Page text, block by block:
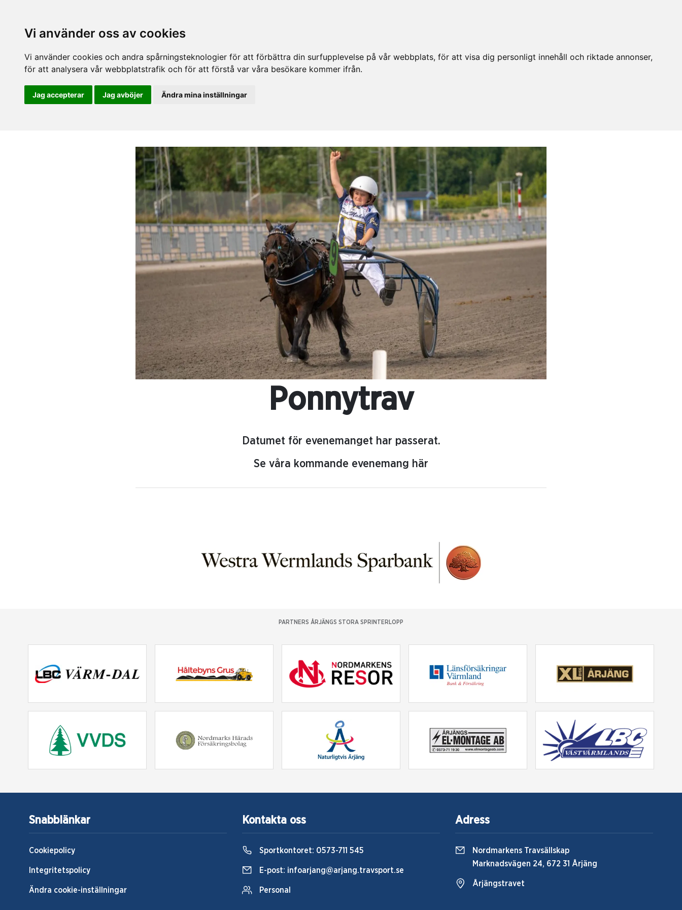
Vi använder oss av cookies
Vi använder cookies och andra spårningsteknologier för att förbättra din surfupplevelse på vår webbplats, för att visa dig personligt innehåll och riktade annonser,
för att analysera vår webbplatstrafik och för att förstå var våra besökare kommer ifrån.
Jag accepterar Jag avböjer Ändra mina inställningar
Ponnytrav
Datumet för evenemanget har passerat.
Se våra kommande evenemang här
PARTNERS ÅRJÄNGS STORA SPRINTERLOPP
Snabblänkar
Cookiepolicy
Integritetspolicy
Ändra cookie-inställningar
Kontakta oss
Sportkontoret: 0573-711 545
E-post: infoarjang@arjang.travsport.se
Personal
Adress
Nordmarkens Travsällskap
Marknadsvägen 24, 672 31 Årjäng
Årjängstravet